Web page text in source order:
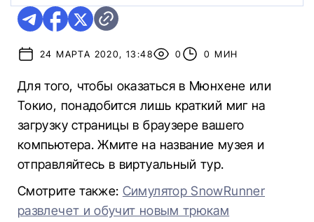
24 МАРТА 2020, 13:48 0 0 МИН
Для того, чтобы оказаться в Мюнхене или
Токио, понадобится лишь краткий миг на
загрузку страницы в браузере вашего
компьютера. Жмите на название музея и
отправляйтесь в виртуальный тур.
Смотрите также: Симулятор SnowRunner
развлечет и обучит новым трюкам